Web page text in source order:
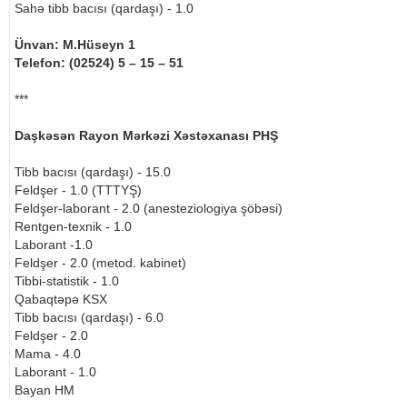
Sahə tibb bacısı (qardaşı) - 1.0
Ünvan: M.Hüseyn 1
Telefon: (02524) 5 – 15 – 51
***
Daşkəsən Rayon Mərkəzi Xəstəxanası PHŞ
Tibb bacısı (qardaşı) - 15.0
Feldşer - 1.0 (TTTYŞ)
Feldşer-laborant - 2.0 (anesteziologiya şöbəsi)
Rentgen-texnik - 1.0
Laborant -1.0
Feldşer - 2.0 (metod. kabinet)
Tibbi-statistik - 1.0
Qabaqtəpə KSX
Tibb bacısı (qardaşı) - 6.0
Feldşer - 2.0
Mama - 4.0
Laborant - 1.0
Bayan HM